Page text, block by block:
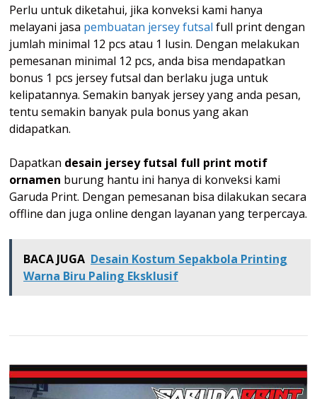
Perlu untuk diketahui, jika konveksi kami hanya
melayani jasa pembuatan jersey futsal full print dengan
jumlah minimal 12 pcs atau 1 lusin. Dengan melakukan
pemesanan minimal 12 pcs, anda bisa mendapatkan
bonus 1 pcs jersey futsal dan berlaku juga untuk
kelipatannya. Semakin banyak jersey yang anda pesan,
tentu semakin banyak pula bonus yang akan
didapatkan.
Dapatkan desain jersey futsal full print motif
ornamen burung hantu ini hanya di konveksi kami
Garuda Print. Dengan pemesanan bisa dilakukan secara
offline dan juga online dengan layanan yang terpercaya.
BACA JUGA Desain Kostum Sepakbola Printing
Warna Biru Paling Eksklusif